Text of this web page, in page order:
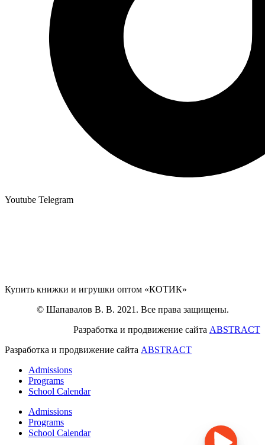
Youtube Telegram
Купить книжки и игрушки оптом «КОТИК»
© Шапавалов В. В. 2021. Все права защищены.
Разработка и продвижение сайта ABSTRACT
Разработка и продвижение сайта ABSTRACT
Admissions
Programs
School Calendar
Admissions
Programs
School Calendar